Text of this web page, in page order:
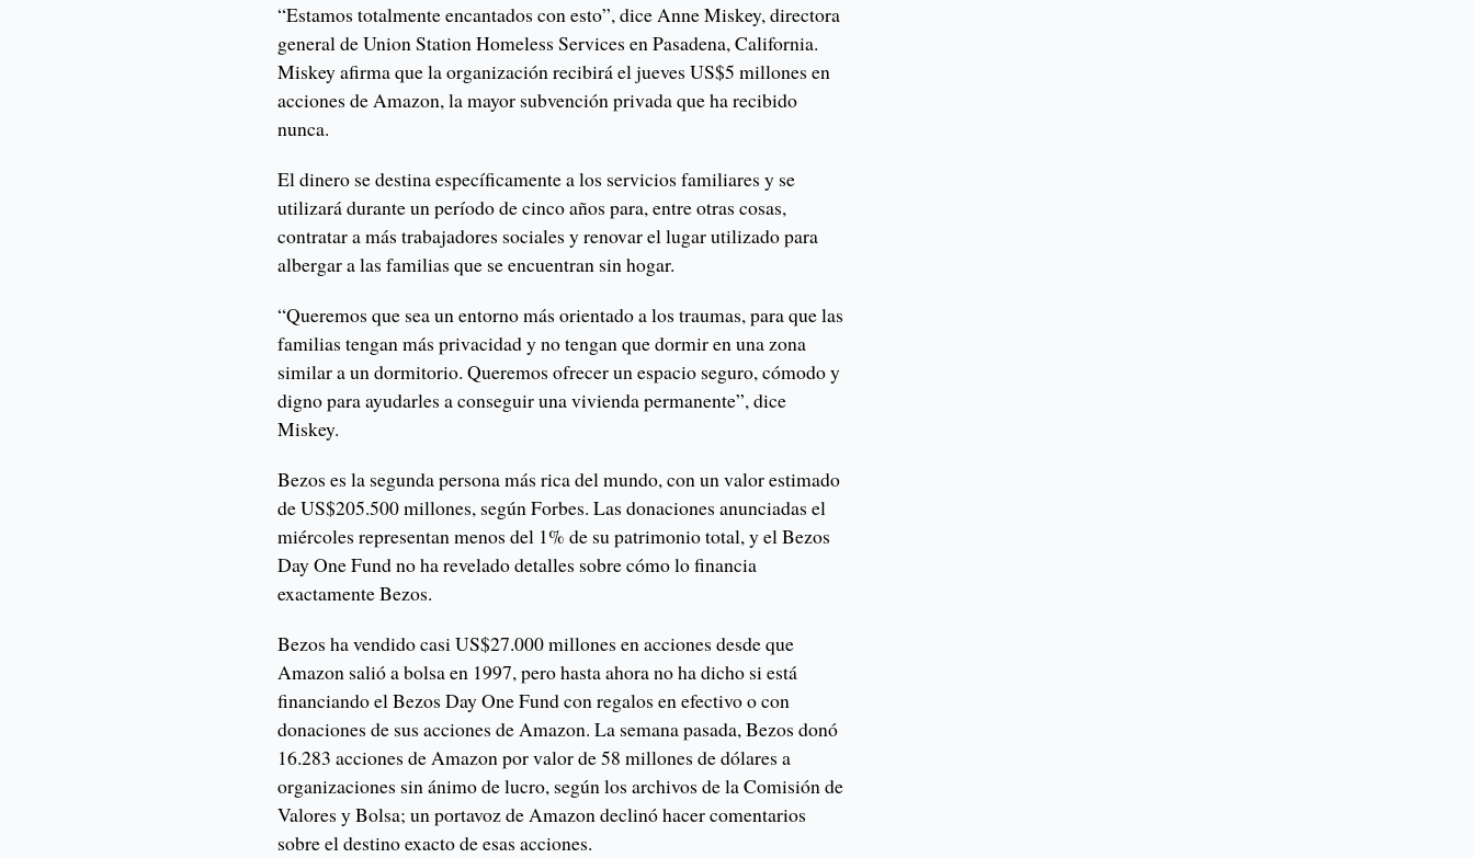
“Estamos totalmente encantados con esto”, dice Anne Miskey, directora
general de Union Station Homeless Services en Pasadena, California.
Miskey afirma que la organización recibirá el jueves US$5 millones en
acciones de Amazon, la mayor subvención privada que ha recibido
nunca.
El dinero se destina específicamente a los servicios familiares y se
utilizará durante un período de cinco años para, entre otras cosas,
contratar a más trabajadores sociales y renovar el lugar utilizado para
albergar a las familias que se encuentran sin hogar.
“Queremos que sea un entorno más orientado a los traumas, para que las
familias tengan más privacidad y no tengan que dormir en una zona
similar a un dormitorio. Queremos ofrecer un espacio seguro, cómodo y
digno para ayudarles a conseguir una vivienda permanente”, dice
Miskey.
Bezos es la segunda persona más rica del mundo, con un valor estimado
de US$205.500 millones, según Forbes. Las donaciones anunciadas el
miércoles representan menos del 1% de su patrimonio total, y el Bezos
Day One Fund no ha revelado detalles sobre cómo lo financia
exactamente Bezos.
Bezos ha vendido casi US$27.000 millones en acciones desde que
Amazon salió a bolsa en 1997, pero hasta ahora no ha dicho si está
financiando el Bezos Day One Fund con regalos en efectivo o con
donaciones de sus acciones de Amazon. La semana pasada, Bezos donó
16.283 acciones de Amazon por valor de 58 millones de dólares a
organizaciones sin ánimo de lucro, según los archivos de la Comisión de
Valores y Bolsa; un portavoz de Amazon declinó hacer comentarios
sobre el destino exacto de esas acciones.